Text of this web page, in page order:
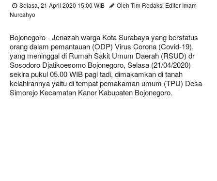
Selasa, 21 April 2020 15:00 WIB
Oleh Tim Redaksi Editor Imam
Nurcahyo
Bojonegoro - Jenazah warga Kota Surabaya yang berstatus
orang dalam pemantauan (ODP) Virus Corona (Covid-19),
yang meninggal di Rumah Sakit Umum Daerah (RSUD) dr
Sosodoro Djatikoesomo Bojonegoro, Selasa (21/04/2020)
sekira pukul 05.00 WIB pagi tadi, dimakamkan di tanah
kelahirannya yaitu di tempat pemakaman umum (TPU) Desa
Simorejo Kecamatan Kanor Kabupaten Bojonegoro.